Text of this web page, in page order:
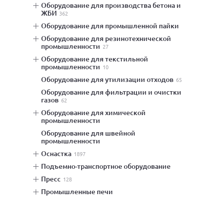
оборудование для производства бетона и
ЖБИ 362
оборудование для промышленной пайки
оборудование для резинотехнической
промышленности 27
оборудование для текстильной
промышленности 10
оборудование для утилизации отходов 65
оборудование для фильтрации и очистки
газов 62
оборудование для химической
промышленности
оборудование для швейной
промышленности
оснастка 1897
подъемно-транспортное оборудование
пресс 128
промышленные печи